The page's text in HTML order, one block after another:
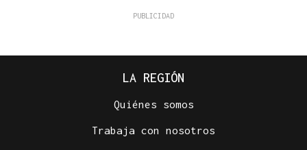
LA REGIÓN
Quiénes somos
Trabaja con nosotros